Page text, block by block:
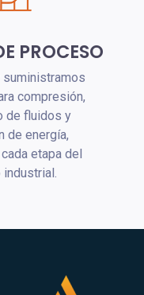
PROCESO
suministramos
compresión,
de fluidos y
de energía,
etapa del